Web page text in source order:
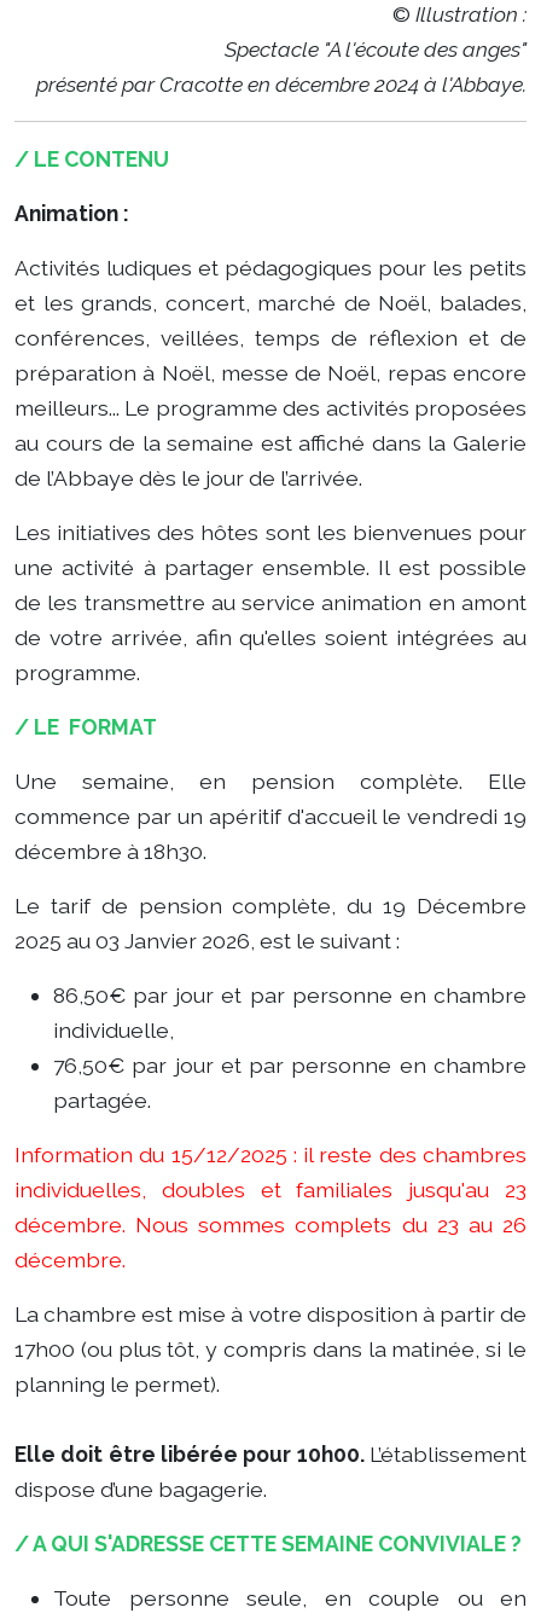
© Illustration :
Spectacle "A l'écoute des anges"
présenté par Cracotte en décembre 2024 à l'Abbaye.
/ LE CONTENU
Animation :
Activités ludiques et pédagogiques pour les petits
et les grands, concert, marché de Noël, balades,
conférences, veillées, temps de réflexion et de
préparation à Noël, messe de Noël, repas encore
meilleurs... Le programme des activités proposées
au cours de la semaine est affiché dans la Galerie
de l’Abbaye dès le jour de l’arrivée.
Les initiatives des hôtes sont les bienvenues pour
une activité à partager ensemble. Il est possible
de les transmettre au service animation en amont
de votre arrivée, afin qu'elles soient intégrées au
programme.
/ LE FORMAT
Une semaine, en pension complète. Elle
commence par un apéritif d'accueil le vendredi 19
décembre à 18h30.
Le tarif de pension complète, du 19 Décembre
2025 au 03 Janvier 2026, est le suivant :
86,50€ par jour et par personne en chambre
individuelle,
76,50€ par jour et par personne en chambre
partagée.
Information du 15/12/2025 : il reste des chambres
individuelles, doubles et familiales jusqu'au 23
décembre. Nous sommes complets du 23 au 26
décembre.
La chambre est mise à votre disposition à partir de
17h00 (ou plus tôt, y compris dans la matinée, si le
planning le permet).
Elle doit être libérée pour 10h00.L’établissement
dispose d’une bagagerie.
/ A QUI S'ADRESSE CETTE SEMAINE CONVIVIALE ?
Toute personne seule, en couple ou en